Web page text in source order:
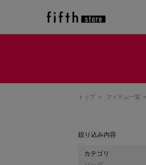
トップ > アイテム一覧 >
絞り込み内容
カテゴリ